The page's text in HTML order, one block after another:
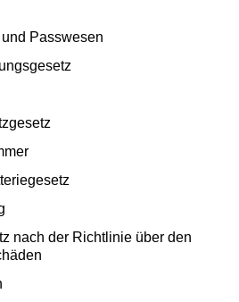
Passwesen
nach der Richtlinie über den